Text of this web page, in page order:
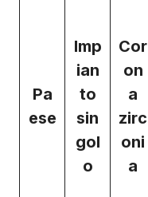
Pa
ese
Imp
ian
to
sin
gol
o
Cor
on
a
zirc
oni
a